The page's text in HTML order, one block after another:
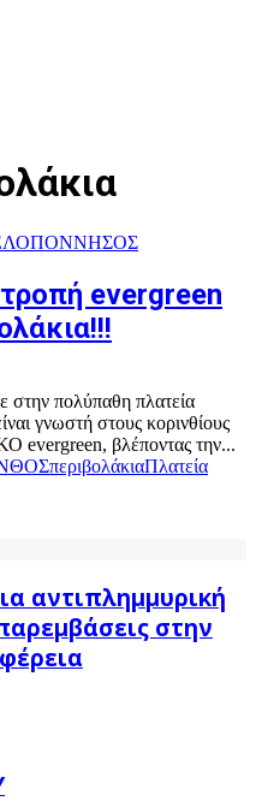
evergreen
στην πολύπαθη πλατεία
γνωστή στους κορινθίους
evergreen, βλέποντας την...
περιβολάκιαΠλατεία
αντιπλημμυρική
στην